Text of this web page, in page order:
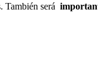
También será